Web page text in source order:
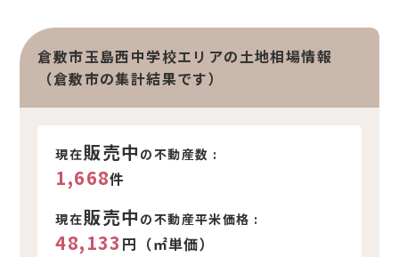
倉敷市玉島西中学校エリアの土地相場情報
（倉敷市の集計結果です）
現在販売中 の不動産数 :
1,668件
現在販売中 の不動産平米価格 :
48,133 円（㎡単価）